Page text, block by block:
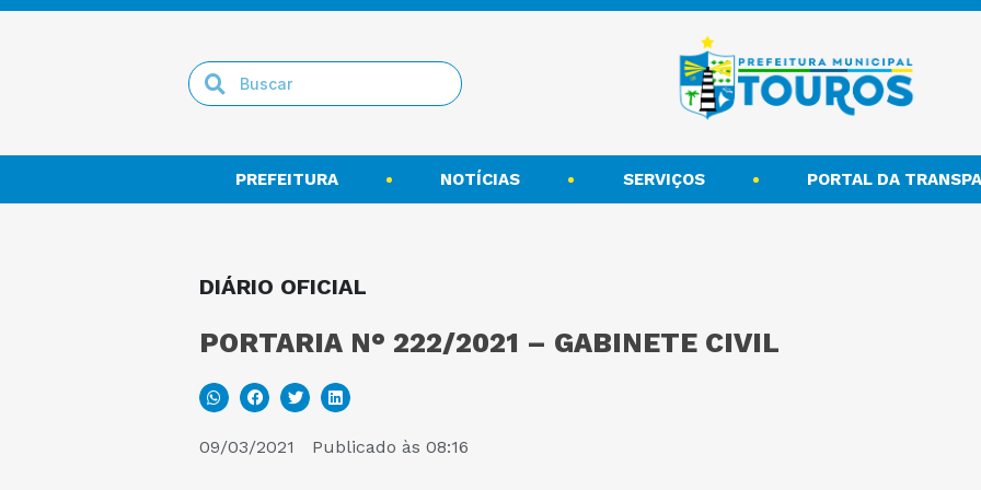
PREFEITURA NOTÍCIAS SERVIÇOS PORTAL DA
DIÁRIO OFICIAL
PORTARIA N° 222/2021 – GABINETE CIVIL
09/03/2021 Publicado às 08:16